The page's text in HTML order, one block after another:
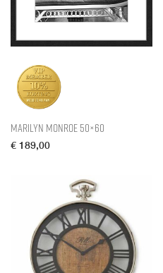
Marilyn Monroe 50×60
€ 189,00